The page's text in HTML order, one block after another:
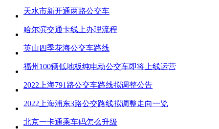
天水市新开通两路公交车
哈尔滨交通卡线上办理流程
英山四季花海公交车路线
福州100辆低地板纯电动公交车即将上线运营
2022上海791路公交车路线拟调整公告
2022上海浦东3路公交路线拟调整走向一览
北京一卡通乘车码怎么升级